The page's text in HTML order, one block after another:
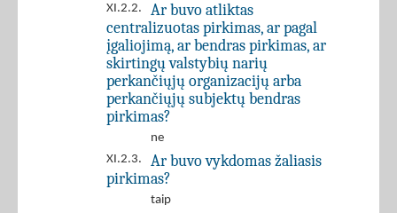
XI.2.2.
Ar buvo atliktas
centralizuotas pirkimas, ar pagal
įgaliojimą, ar bendras pirkimas, ar
skirtingų valstybių narių
perkančiųjų organizacijų arba
perkančiųjų subjektų bendras
pirkimas?
ne
XI.2.3.
Ar buvo vykdomas žaliasis
pirkimas?
taip